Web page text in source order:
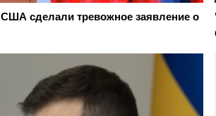
сделали тревожное заявление о